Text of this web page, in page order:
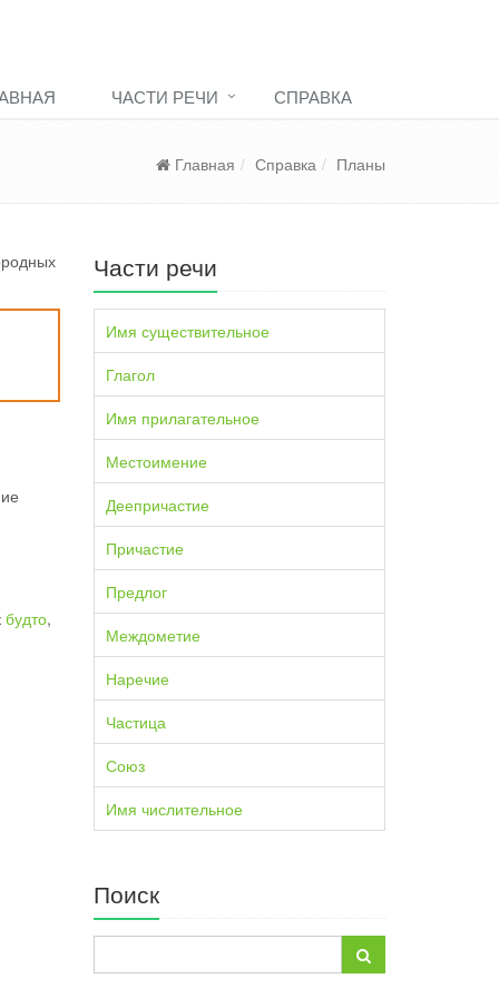
ЧАСТИ РЕЧИ СПРАВКА
Главная Справка Планы
будто,
Части речи
Имя существительное
Глагол
Имя прилагательное
Местоимение
Деепричастие
Причастие
Предлог
Междометие
Наречие
Частица
Союз
Имя числительное
Поиск